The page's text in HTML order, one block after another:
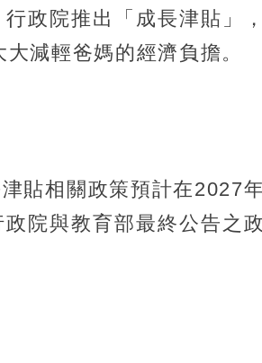
政院推出「成長津貼」，
減輕爸媽的經濟負擔。
貼相關政策預計在2027年
院與教育部最終公告之政